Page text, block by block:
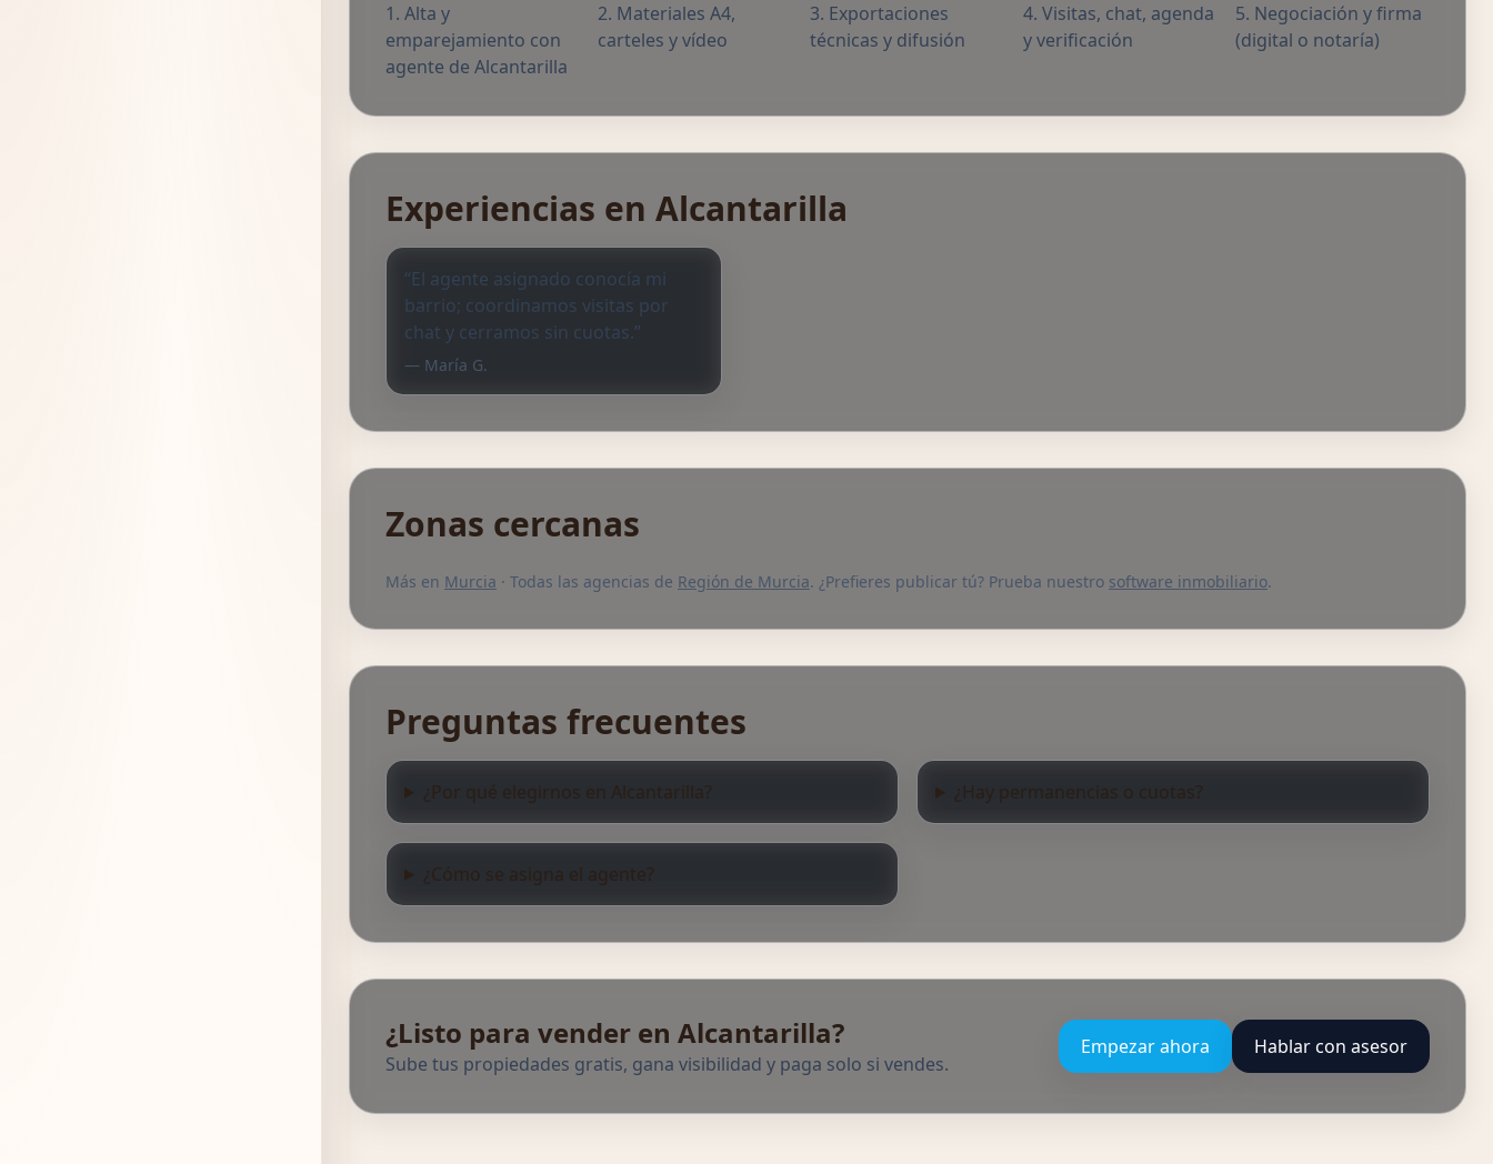
Alta y
emparejamiento con
agente de Alcantarilla
Materiales A4,
carteles y vídeo
Exportaciones
técnicas y difusión
Visitas, chat, agenda
y verificación
Negociación y firma
(digital o notaría)
Experiencias en Alcantarilla
“El agente asignado conocía mi
barrio; coordinamos visitas por
chat y cerramos sin cuotas.”
— María G.
Zonas cercanas
Más en Murcia · Todas las agencias de Región de Murcia. ¿Prefieres publicar tú? Prueba nuestro software inmobiliario.
Preguntas frecuentes
¿Por qué elegirnos en Alcantarilla? ¿Hay permanencias o cuotas?
¿Cómo se asigna el agente?
¿Listo para vender en Alcantarilla?
Sube tus propiedades gratis, gana visibilidad y paga solo si vendes.
Empezar ahora Hablar con asesor